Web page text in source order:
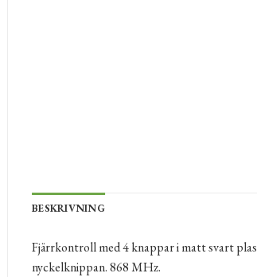
BESKRIVNING
Fjärrkontroll med 4 knappar i matt svart
nyckelknippan. 868 MHz.